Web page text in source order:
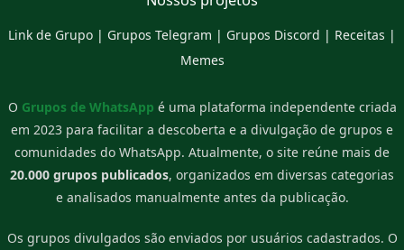
Link de Grupo | Grupos Telegram | Grupos Discord | Receitas |
Memes
O Grupos de WhatsApp é uma plataforma independente criada
em 2023 para facilitar a descoberta e a divulgação de grupos e
comunidades do WhatsApp. Atualmente, o site reúne mais de
20.000 grupos publicados, organizados em diversas categorias
e analisados manualmente antes da publicação.
Os grupos divulgados são enviados por usuários cadastrados. O